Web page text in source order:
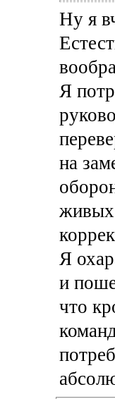
Ну я
Я
на
живых
Я
и
что